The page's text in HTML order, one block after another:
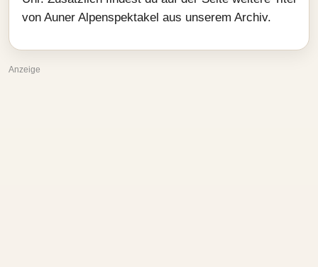
von Auner Alpenspektakel aus unserem Archiv.
Anzeige